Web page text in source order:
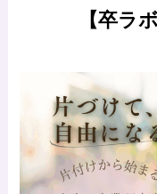
【卒ラ